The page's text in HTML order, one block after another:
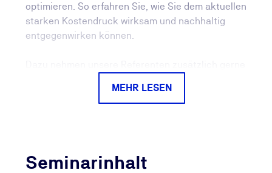
optimieren. So erfahren Sie, wie Sie dem aktuellen
starken Kostendruck wirksam und nachhaltig
entgegenwirken können.
Ideen und Umsetzungsvorschläge werden
Fuhrpark-Neuling eine sehr gute Chance, ein solides
MEHR LESEN
Seminarinhalt